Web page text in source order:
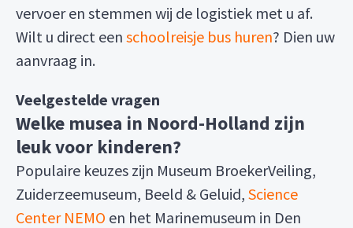
vervoer en stemmen wij de logistiek met u af.
Wilt u direct een schoolreisje bus huren? Dien uw
aanvraag in.
Veelgestelde vragen
Welke musea in Noord-Holland zijn
leuk voor kinderen?
Populaire keuzes zijn Museum BroekerVeiling,
Zuiderzeemuseum, Beeld & Geluid, Science
Center NEMO en het Marinemuseum in Den